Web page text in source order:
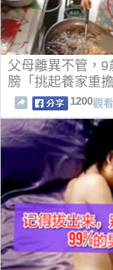
父母離異不管，
膀「挑起養家重
1200觀看